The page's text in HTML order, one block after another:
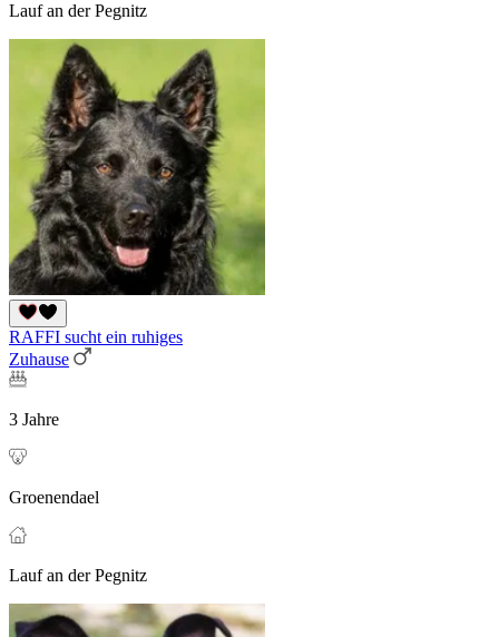
Lauf an der Pegnitz
RAFFI sucht ein ruhiges
Zuhause
3 Jahre
Groenendael
Lauf an der Pegnitz